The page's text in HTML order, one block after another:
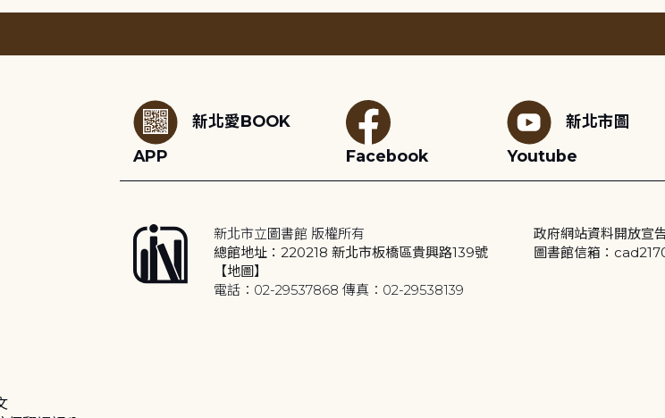
新北愛BOOK
APP
Facebook
新北市圖
Youtube
新北市立圖書館 版權所有
總館地址：220218 新北市板橋區貴興路139號
【地圖】
電話：02-29537868 傳真：02-29538139
政府網站資料開放宣
圖書館信箱：